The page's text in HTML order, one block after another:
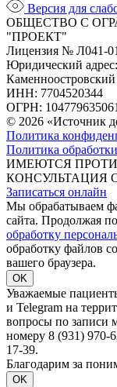
Версия для
ОБЩЕСТВО С
"ПРОЕКТ"
Лицензия № Л041-
Юридический
ИНН: 7704520344
ОГРН:
© 2026 «Источник
Политика
Политика
ИМЕЮТСЯ
КОНСУЛЬТАЦИЯ
Записаться онлайн
Мы обрабатываем
сайта. Продолжая
обработку
обработку файлов
вашего браузера.
OK
Уважаемые
и Telegram на
вопросы по записи
номеру 8 (931) 970-
17-39.
Благодарим за
OK